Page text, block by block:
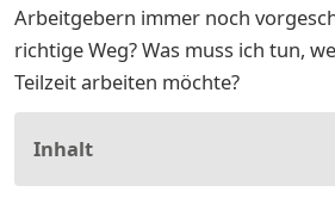
Arbeitgebern immer noch
richtige Weg? Was muss ich tun,
Teilzeit arbeiten möchte?
Inhalt